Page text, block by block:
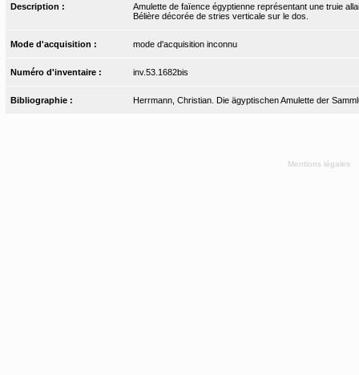
Description :
Amulette de faïence égyptienne représentant une truie
Bélière décorée de stries verticale sur le dos.
Mode d'acquisition : mode d'acquisition inconnu
Numéro d'inventaire : inv.53.1682bis
Bibliographie : Herrmann, Christian. Die ägyptischen Amulette der
Mentions légales